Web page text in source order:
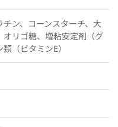
ン、コーンスターチ、大
リゴ糖、増粘安定剤（グ
（ビタミンE）